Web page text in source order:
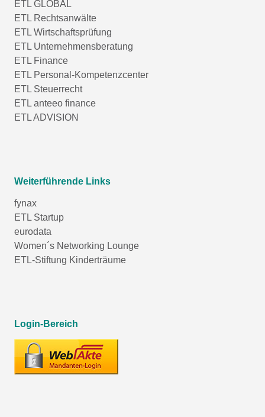
ETL GLOBAL
ETL Rechtsanwälte
ETL Wirtschaftsprüfung
ETL Unternehmensberatung
ETL Finance
ETL Personal-Kompetenzcenter
ETL Steuerrecht
ETL anteeo finance
ETL ADVISION
Weiterführende Links
fynax
ETL Startup
eurodata
Women´s Networking Lounge
ETL-Stiftung Kinderträume
Login-Bereich